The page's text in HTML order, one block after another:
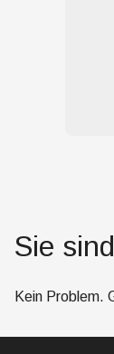
Sie
Kein Problem.